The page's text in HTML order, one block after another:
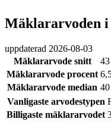
Mäklararvoden i
uppdaterad 2026-08-03
Mäklararvode snitt
Mäklararvode procent
Mäklararvode median
Vanligaste arvodestypen
Billigaste mäklararvodet